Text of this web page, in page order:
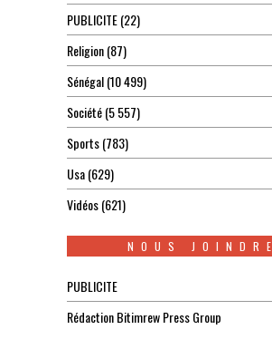
PUBLICITE(22)
Religion(87)
Sénégal(10 499)
Société(5 557)
Sports(783)
Usa(629)
Vidéos(621)
NOUS JOINDRE
PUBLICITE
Rédaction Bitimrew Press Group